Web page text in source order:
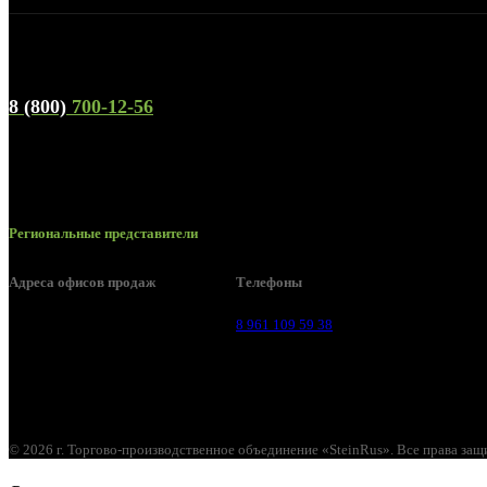
8 (800) 700-12-56
Региональные представители
Адреса офисов продаж Телефоны
8 961 109 59 38
© 2026 г. Торгово-производственное объединение «SteinRus». Все права